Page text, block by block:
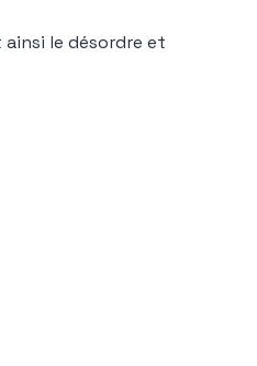
le désordre et